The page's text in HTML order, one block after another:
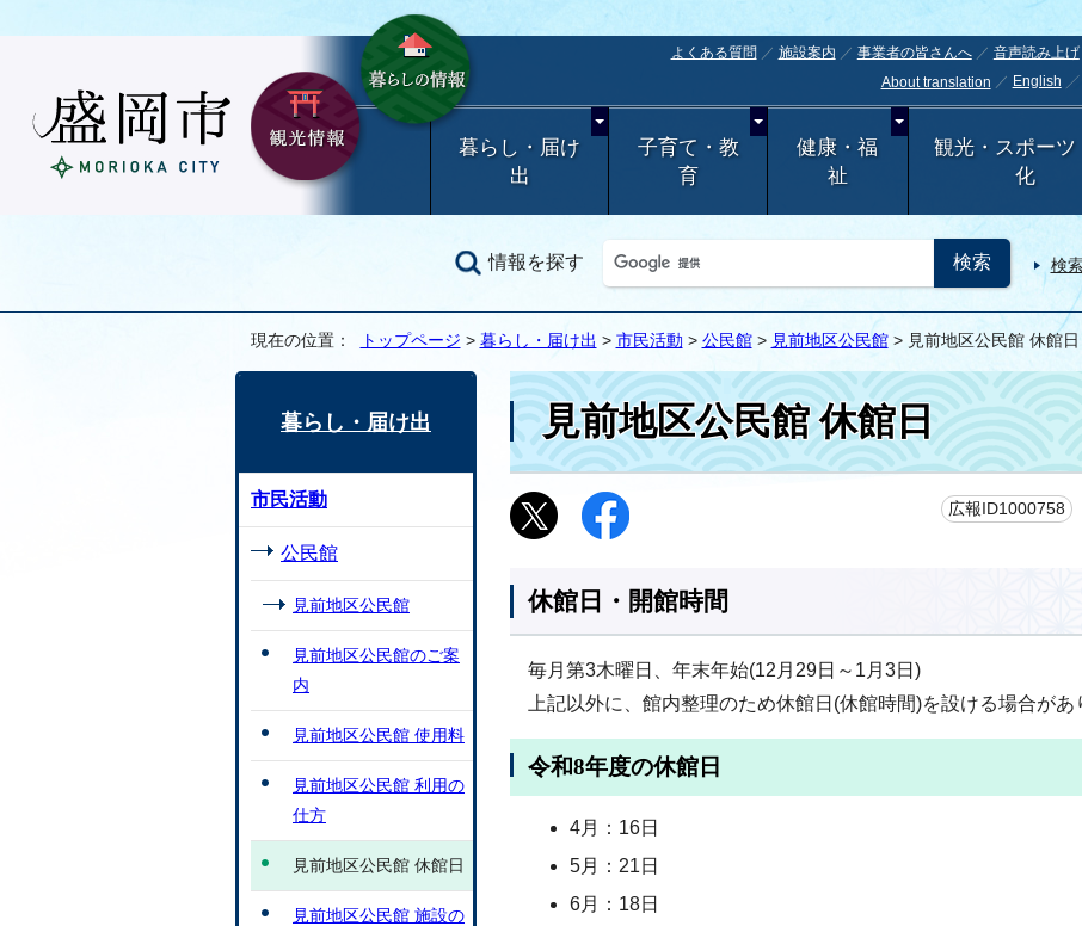
よくある質問 施設案内 事業者の皆さんへ 音声読み上げ
About translation
English
暮らし・届け
出
子育て・教
育
健康・福
祉
観光・スポーツ
化
情報を探す 検
現在の位置： トップページ > 暮らし・届け出 > 市民活動 > 公民館> 見前地区公民館> 見前地区公民館 休館日
見前地区公民館 休館日
広報ID1000758
休館日・開館時間
毎月第3木曜日、年末年始(12月29日～1月3日)
上記以外に、館内整理のため休館日(休館時間)を設ける場合があ
令和8年度の休館日
4月：16日
5月：21日
6月：18日
暮らし・届け出
市民活動
公民館
見前地区公民館
見前地区公民館のご案
内
見前地区公民館 使用料
見前地区公民館 利用の
仕方
見前地区公民館 休館日
見前地区公民館 施設の